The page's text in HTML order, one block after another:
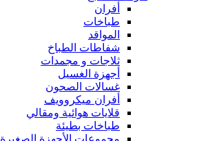
أفران
طباخات
المواقد
شفاطات الطباخ
ثلاجات و مجمدات
أجهزة الغسيل
غسالات الصحون
أفران ميكروويف
قلايات هوائية ومقالي
طباخات بطيئة
مجموعات الأجهزة الصغيرة